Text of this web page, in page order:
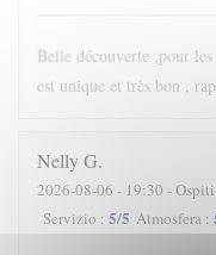
Belle découverte ,pour
est unique et très bon ,
NellyG
2026-08-06 - 19:30 -
Servizio : 5/5 Atmosfera :